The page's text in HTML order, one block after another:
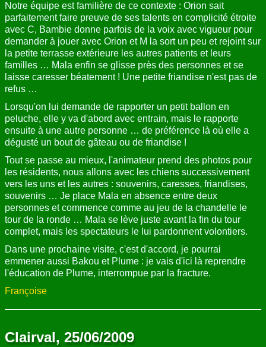
Notre équipe est familière de ce contexte : Orion sait
parfaitement faire preuve de ses talents en complicité étroite
avec C, Bambie donne parfois de la voix avec vigueur pour
demander à jouer avec Orion et M la sort un peu et rejoint sur
la petite terrasse extérieure les autres patients et leurs
familles … Mala enfin se glisse près des personnes et se
laisse caresser béatement ! Une petite friandise n'est pas de
refus …
Lorsqu'on lui demande de rapporter un petit ballon en
peluche, elle y va d'abord avec entrain, mais le rapporte
ensuite à une autre personne … de préférence là où elle a
dégusté un bout de gâteau ou de friandise !
Tout se passe au mieux, l'animateur prend des photos pour
les résidents, nous allons avec les chiens successivement
vers les uns et les autres : souvenirs, caresses, friandises,
souvenirs … Je place Mala en absence entre deux
personnes et commence comme au jeu de la chandelle le
tour de la ronde … Mala se lève juste avant la fin du tour
complet, mais les spectateurs le lui pardonnent volontiers.
Dans une prochaine visite, c'est d'accord, je pourrai
emmener aussi Bakou et Plume : je vais d'ici là reprendre
l'éducation de Plume, interrompue par la fracture.
Françoise
Clairval, 25/06/2009